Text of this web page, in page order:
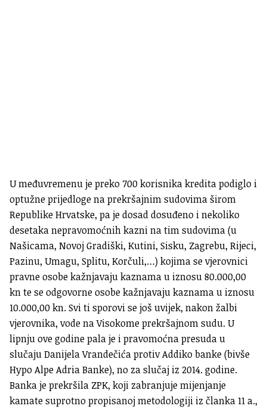
U međuvremenu je preko 700 korisnika kredita podiglo i
optužne prijedloge na prekršajnim sudovima širom
Republike Hrvatske, pa je dosad dosuđeno i nekoliko
desetaka nepravomoćnih kazni na tim sudovima (u
Našicama, Novoj Gradiški, Kutini, Sisku, Zagrebu, Rijeci,
Pazinu, Umagu, Splitu, Korčuli,…) kojima se vjerovnici
pravne osobe kažnjavaju kaznama u iznosu 80.000,00
kn te se odgovorne osobe kažnjavaju kaznama u iznosu
10.000,00 kn. Svi ti sporovi se još uvijek, nakon žalbi
vjerovnika, vode na Visokome prekršajnom sudu. U
lipnju ove godine pala je i pravomoćna presuda u
slučaju Danijela Vrandečića protiv Addiko banke (bivše
Hypo Alpe Adria Banke), no za slučaj iz 2014. godine.
Banka je prekršila ZPK, koji zabranjuje mijenjanje
kamate suprotno propisanoj metodologiji iz članka 11 a.,